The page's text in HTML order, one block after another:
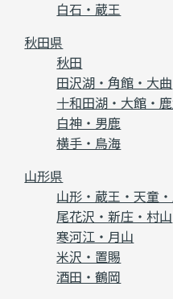
白石・蔵王
秋田県
秋田
田沢湖・角館・大曲
十和田湖・大館・
白神・男鹿
横手・鳥海
山形県
山形・蔵王・天童
尾花沢・新庄・村山
寒河江・月山
米沢・置賜
酒田・鶴岡